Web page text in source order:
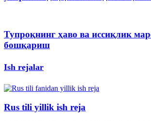
Тупроқнинг ҳаво ва иссиқлик
бошқариш
Ish rejalar
Rus tili yillik ish reja